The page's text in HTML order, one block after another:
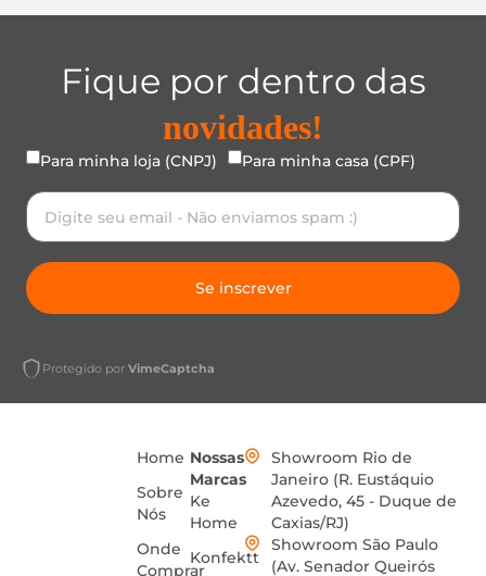
Fique por dentro das
novidades!
Para minha loja (CNPJ) Para minha casa (CPF)
Se inscrever
Protegido por VimeCaptcha
Home
Sobre
Nós
Onde
Comprar
Nossas
Marcas
Ke
Home
Konfektt
Showroom Rio de
Janeiro (R. Eustáquio
Azevedo, 45 - Duque de
Caxias/RJ)
Showroom São Paulo
(Av. Senador Queirós